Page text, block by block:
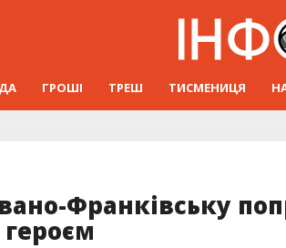
ГРОШІ ТРЕШ ТИСМЕНИЦЯ
Франківську